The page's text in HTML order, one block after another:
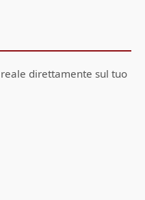
direttamente sul tuo